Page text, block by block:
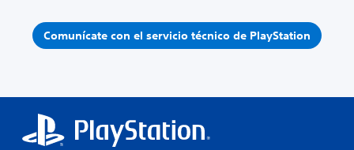
Comunícate con el servicio técnico de PlayStation